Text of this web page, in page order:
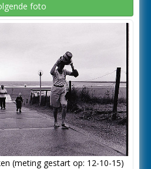
foto
(meting gestart op: 12-10-15)